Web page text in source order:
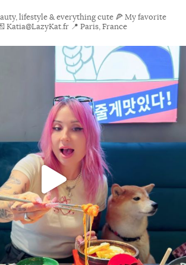
lifestyle & everything cute 🍕 My favorite
Katia@LazyKat.fr 📍 Paris, France